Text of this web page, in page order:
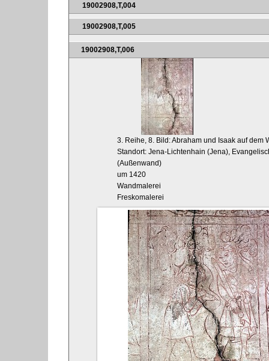
19002908,T,004
19002908,T,005
19002908,T,006
3. Reihe, 8. Bild: Abraham und Isaak auf dem
Standort: Jena-Lichtenhain (Jena),
(Außenwand)
um 1420
Wandmalerei
Freskomalerei